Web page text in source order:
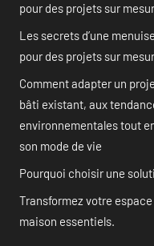
pour des projets sur
Les secrets d’une
pour des projets sur
Comment adapter un
bâti existant, aux
environnementales tout
son mode de vie
Pourquoi choisir une
Transformez votre
maison essentiels.